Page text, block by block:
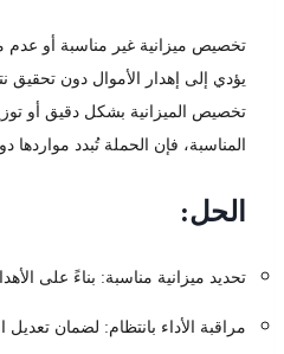
تخصيص ميزانية غير مناسبة أو عدم
يؤدي إلى إهدار الأموال دون
تخصيص الميزانية بشكل دقيق أو
المناسبة، فإن الحملة تُبدد مواردها
الحل:
تحديد ميزانية مناسبة: بناءً على
مراقبة الأداء بانتظام: لضمان